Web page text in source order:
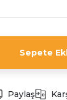
Sepete
Paylaş